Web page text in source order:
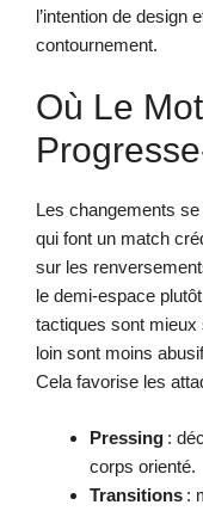
l’intention de design
contournement.
Où Le
Les changements
qui font un match
sur les
le demi-espace
tactiques sont
loin sont moins
Cela favorise les
Pressing :
corps orienté.
Transitions :